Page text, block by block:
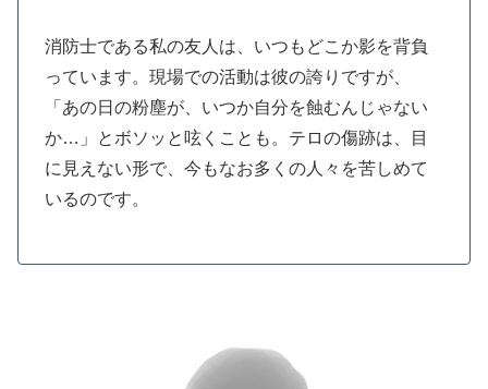
消防士である私の友人は、いつもどこか影を背負
っています。現場での活動は彼の誇りですが、
「あの日の粉塵が、いつか自分を蝕むんじゃない
か…」とボソッと呟くことも。テロの傷跡は、目
に見えない形で、今もなお多くの人々を苦しめて
いるのです。